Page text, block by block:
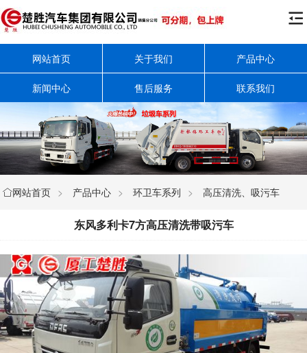

网站首页 关于我们 产品中心
新闻中心 售后服务 联系我们
网站首页 > 产品中心 > 环卫车系列 > 高压清洗、吸污车
东风多利卡7方高压清洗带吸污车